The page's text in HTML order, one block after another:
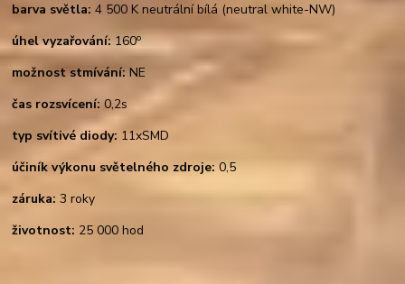
barva světla: 4 500 K neutrální bílá (neutral white-NW)
úhel vyzařování: 160o
možnost stmívání:NE
čas rozsvícení: 0,2s
typ svítivé diody: 11xSMD
účiník výkonu světelného zdroje: 0,5
záruka: 3 roky
životnost: 25 000 hod